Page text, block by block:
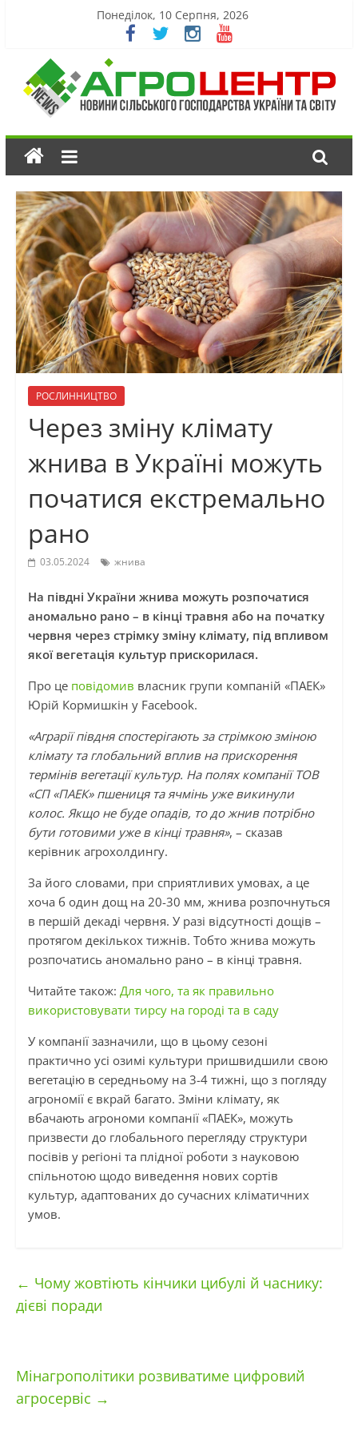
Понеділок, 10 Серпня, 2026
РОСЛИННИЦТВО
Через зміну клімату
жнива в Україні можуть
початися екстремально
рано
03.05.2024 жнива
На півдні України жнива можуть розпочатися
аномально рано – в кінці травня або на початку
червня через стрімку зміну клімату, під впливом
якої вегетація культур прискорилася.
Про це повідомив власник групи компаній «ПАЕК»
Юрій Кормишкін у Facebook.
«Аграрії півдня спостерігають за стрімкою зміною
клімату та глобальний вплив на прискорення
термінів вегетації культур. На полях компанії ТОВ
«СП «ПАЕК» пшениця та ячмінь уже викинули
колос. Якщо не буде опадів, то до жнив потрібно
бути готовими уже в кінці травня», – сказав
керівник агрохолдингу.
За його словами, при сприятливих умовах, а це
хоча б один дощ на 20-30 мм, жнива розпочнуться
в першій декаді червня. У разі відсутності дощів –
протягом декількох тижнів. Тобто жнива можуть
розпочатись аномально рано – в кінці травня.
Читайте також: Для чого, та як правильно
використовувати тирсу на городі та в саду
У компанії зазначили, що в цьому сезоні
практично усі озимі культури пришвидшили свою
вегетацію в середньому на 3-4 тижні, що з погляду
агрономії є вкрай багато. Зміни клімату, як
вбачають агрономи компанії «ПАЕК», можуть
призвести до глобального перегляду структури
посівів у регіоні та плідної роботи з науковою
спільнотою щодо виведення нових сортів
культур, адаптованих до сучасних кліматичних
умов.
← Чому жовтіють кінчики цибулі й часнику:
дієві поради
Мінагрополітики розвиватиме цифровий
агросервіс →